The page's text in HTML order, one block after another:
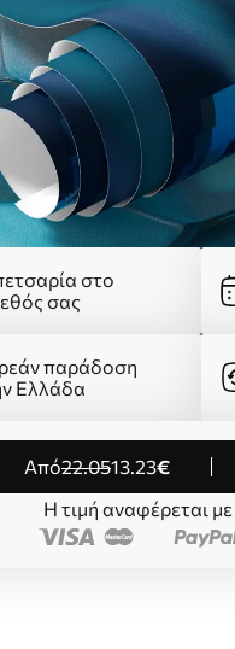
στο
σας
παράδοση
Ελλάδα
από22.0513.23€
Η τιμή αναφέρεται με